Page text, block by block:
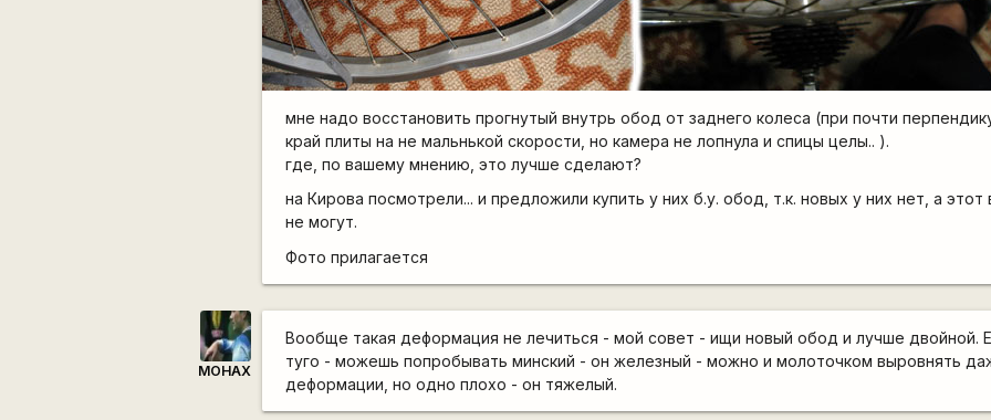
мне надо восстановить прогнутый внутрь обод от заднего колеса (при почти
край плиты на не мальнькой скорости, но камера не лопнула и спицы целы.. ).
где, по вашему мнению, это лучше сделают?
на Кирова посмотрели... и предложили купить у них б.у. обод, т.к. новых у них нет, а этот
не могут.
Фото прилагается
MOHAX
Вообще такая деформация не лечиться - мой совет - ищи новый обод и лучше двойной.
туго - можешь попробывать минский - он железный - можно и молоточком выровнять
деформации, но одно плохо - он тяжелый.